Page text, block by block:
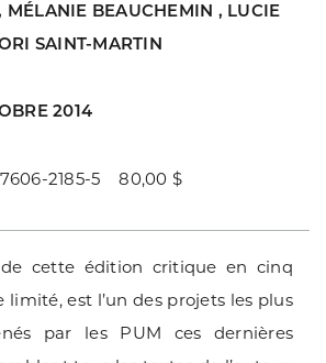
MÉLANIE BEAUCHEMIN , LUCIE
SAINT-MARTIN
2014
2185-5 80,00 $
cette édition critique en cinq
limité, est l’un des projets les plus
par les PUM ces dernières